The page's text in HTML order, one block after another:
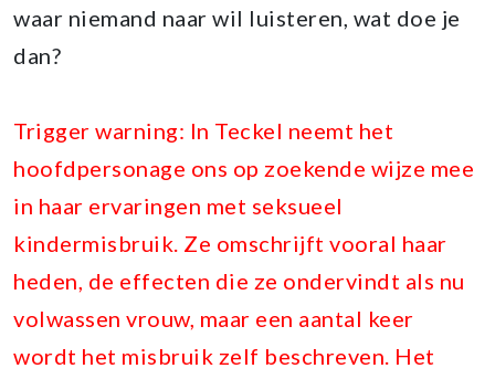
waar niemand naar wil luisteren, wat doe je
dan?
Trigger warning: In Teckel neemt het
hoofdpersonage ons op zoekende wijze mee
in haar ervaringen met seksueel
kindermisbruik. Ze omschrijft vooral haar
heden, de effecten die ze ondervindt als nu
volwassen vrouw, maar een aantal keer
wordt het misbruik zelf beschreven. Het